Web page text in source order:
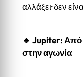
αλλάξει· δεν
🔹 Jupiter: Από
στην αγωνία